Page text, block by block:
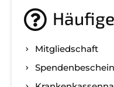
Mitgliedschaft